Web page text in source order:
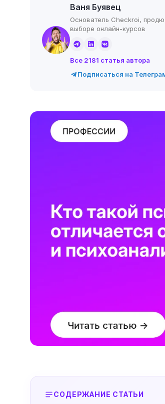
Ваня Буявец
Основатель Checkroi,
выборе онлайн-курсов
Все 2181 статья автора
Подписаться на
СОДЕРЖАНИЕ СТАТЬИ